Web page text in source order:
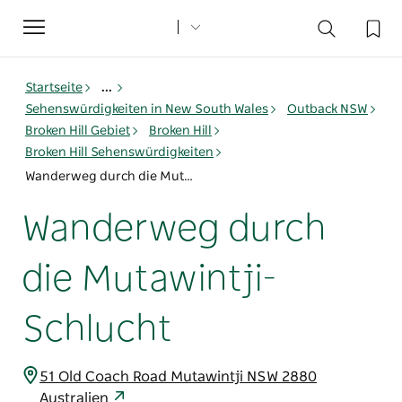
Toggle
navigation
Startseite
...
Sehenswürdigkeiten in New South Wales
Outback NSW
Broken Hill Gebiet
Broken Hill
Broken Hill Sehenswürdigkeiten
Wanderweg durch die Mutawintji-Schlucht
Wanderweg durch
die Mutawintji-
Schlucht
51 Old Coach Road Mutawintji NSW 2880
Australien